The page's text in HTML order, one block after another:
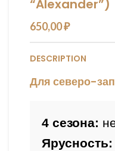
“Alexander”)
650,00₽
DESCRIPTION
Для северо-
4 сезона:
Ярусность: